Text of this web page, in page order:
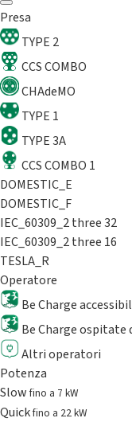
Presa
TYPE 2
CCS COMBO
CHAdeMO
TYPE 1
TYPE 3A
CCS COMBO 1
DOMESTIC_E
DOMESTIC_F
IEC_60309_2 three 32
IEC_60309_2 three 16
TESLA_R
Operatore
Be Charge
Be Charge
Altri operatori
Potenza
Slowfino a 7 kW
Quickfino a 22 kW